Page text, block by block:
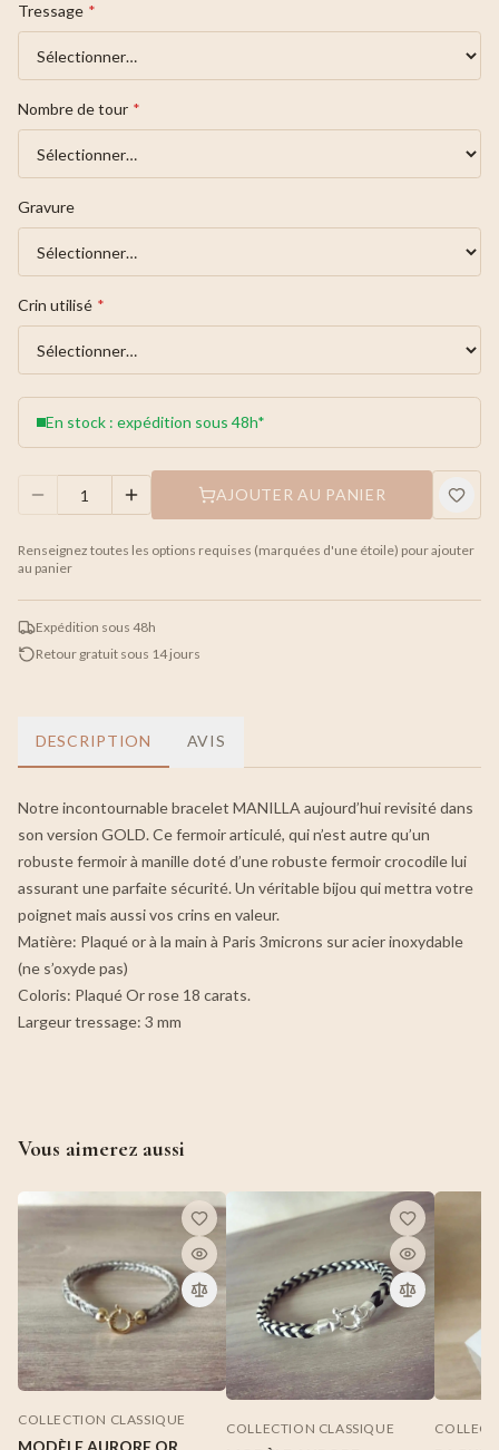
Tressage *
Nombre de tour *
Gravure
Crin utilisé *
En stock : expédition sous 48h*
AJOUTER AU PANIER
Renseignez toutes les options requises (marquées d'une étoile) pour ajouter
au panier
Expédition sous 48h
Retour gratuit sous 14 jours
DESCRIPTION AVIS
Notre incontournable bracelet MANILLA aujourd’hui revisité dans
son version GOLD. Ce fermoir articulé, qui n’est autre qu’un
robuste fermoir à manille doté d’une robuste fermoir crocodile lui
assurant une parfaite sécurité. Un véritable bijou qui mettra votre
poignet mais aussi vos crins en valeur.
Matière: Plaqué or à la main à Paris 3microns sur acier inoxydable
(ne s’oxyde pas)
Coloris: Plaqué Or rose 18 carats.
Largeur tressage: 3 mm
Vous aimerez aussi
COLLECTION CLASSIQUE
MODÈLE AURORE OR
COLLECTION CLASSIQUE